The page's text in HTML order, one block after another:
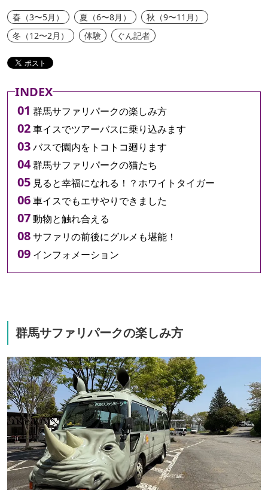
春（3〜5月） 夏（6〜8月）
秋（9〜11月）
冬（12〜2月）
体験 ぐん記者
INDEX
群馬サファリパークの楽しみ方
車イスでツアーバスに乗り込みます
バスで園内をトコトコ廻ります
群馬サファリパークの猫たち
見ると幸福になれる！？ホワイトタイガー
車イスでもエサやりできました
動物と触れ合える
サファリの前後にグルメも堪能！
インフォメーション
群馬サファリパークの楽しみ方